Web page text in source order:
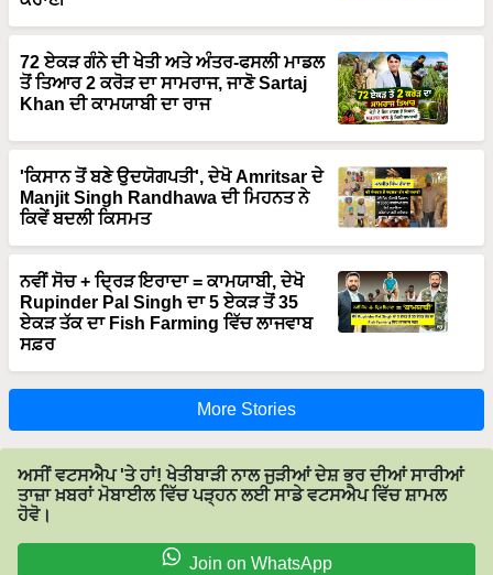
72 ਏਕੜ ਗੰਨੇ ਦੀ ਖੇਤੀ ਅਤੇ ਅੰਤਰ-ਫਸਲੀ ਮਾਡਲ
ਤੋਂ ਤਿਆਰ 2 ਕਰੋੜ ਦਾ ਸਾਮਰਾਜ, ਜਾਣੋ Sartaj
Khan ਦੀ ਕਾਮਯਾਬੀ ਦਾ ਰਾਜ
'ਕਿਸਾਨ ਤੋਂ ਬਣੇ ਉਦਯੋਗਪਤੀ', ਦੇਖੋ Amritsar ਦੇ
Manjit Singh Randhawa ਦੀ ਮਿਹਨਤ ਨੇ
ਕਿਵੇਂ ਬਦਲੀ ਕਿਸਮਤ
ਨਵੀਂ ਸੋਚ + ਦ੍ਰਿੜ ਇਰਾਦਾ = ਕਾਮਯਾਬੀ, ਦੇਖੋ
Rupinder Pal Singh ਦਾ 5 ਏਕੜ ਤੋਂ 35
ਏਕੜ ਤੱਕ ਦਾ Fish Farming ਵਿੱਚ ਲਾਜਵਾਬ
ਸਫ਼ਰ
More Stories
ਅਸੀਂ ਵਟਸਐਪ 'ਤੇ ਹਾਂ! ਖੇਤੀਬਾੜੀ ਨਾਲ ਜੁੜੀਆਂ ਦੇਸ਼ ਭਰ ਦੀਆਂ ਸਾਰੀਆਂ
ਤਾਜ਼ਾ ਖ਼ਬਰਾਂ ਮੋਬਾਈਲ ਵਿੱਚ ਪੜ੍ਹਨ ਲਈ ਸਾਡੇ ਵਟਸਐਪ ਵਿੱਚ ਸ਼ਾਮਲ
ਹੋਵੋ।
Join on WhatsApp